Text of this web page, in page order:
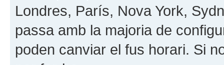
Londres, París, Nova York,
passa amb la majoria de
poden canviar el fus horari. Si